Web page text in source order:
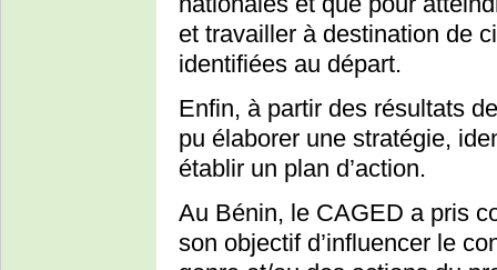
et travailler à destination de
identifiées au départ.
Enfin, à partir des résultats
pu élaborer une stratégie,
établir un plan d’action.
Au Bénin, le CAGED a pris
son objectif d’influencer le